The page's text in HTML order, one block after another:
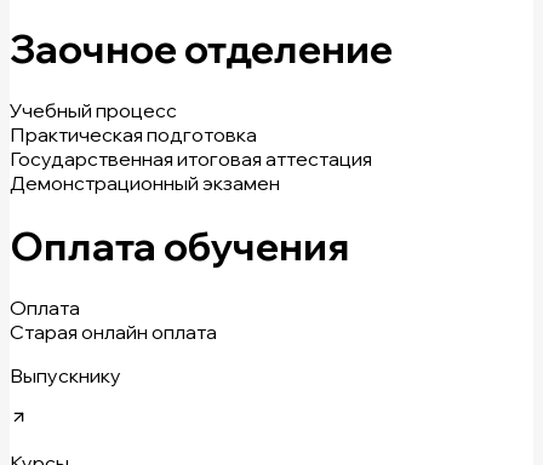
Заочное отделение
Учебный процесс
Практическая подготовка
Государственная итоговая аттестация
Демонстрационный экзамен
Оплата обучения
Оплата
Старая онлайн оплата
Выпускнику